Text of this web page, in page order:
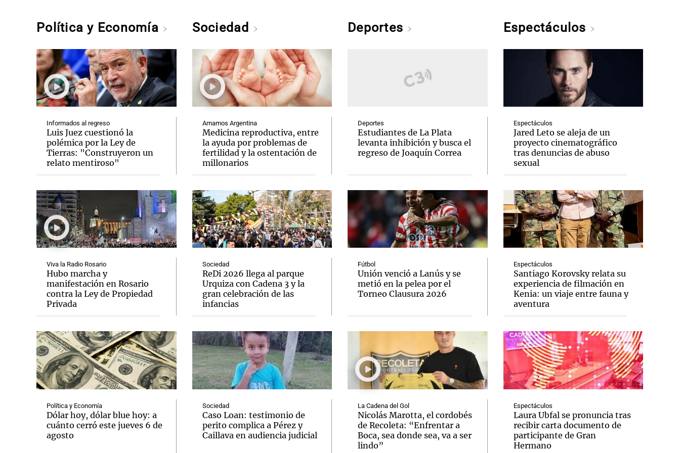
Política y Economía
Informados al regreso
Luis Juez cuestionó la
polémica por la Ley de
Tierras: "Construyeron un
relato mentiroso"
Viva la Radio Rosario
Hubo marcha y
manifestación en Rosario
contra la Ley de Propiedad
Privada
Política y Economía
Dólar hoy, dólar blue hoy: a
cuánto cerró este jueves 6 de
agosto
Sociedad
Amamos Argentina
Medicina reproductiva, entre
la ayuda por problemas de
fertilidad y la ostentación de
millonarios
Sociedad
ReDi 2026 llega al parque
Urquiza con Cadena 3 y la
gran celebración de las
infancias
Sociedad
Caso Loan: testimonio de
perito complica a Pérez y
Caillava en audiencia judicial
Deportes
Deportes
Estudiantes de La Plata
levanta inhibición y busca el
regreso de Joaquín Correa
Fútbol
Unión venció a Lanús y se
metió en la pelea por el
Torneo Clausura 2026
La Cadena del Gol
Nicolás Marotta, el cordobés
de Recoleta: “Enfrentar a
Boca, sea donde sea, va a ser
lindo”
Espectáculos
Espectáculos
Jared Leto se aleja de un
proyecto cinematográfico
tras denuncias de abuso
sexual
Espectáculos
Santiago Korovsky relata su
experiencia de filmación en
Kenia: un viaje entre fauna y
aventura
Espectáculos
Laura Ubfal se pronuncia tras
recibir carta documento de
participante de Gran
Hermano
Notas Notas
El huracán de Arequito
Notas
Cadena 3 en Groenlandia
Notas